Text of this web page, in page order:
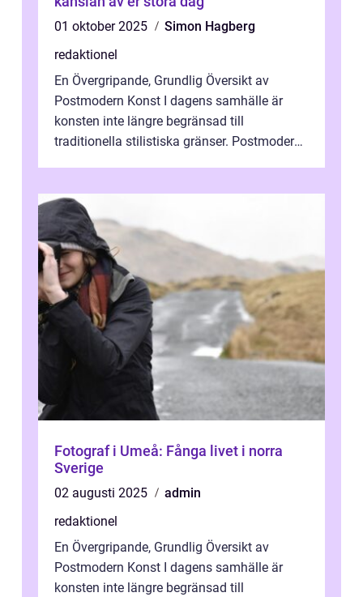
01 oktober 2025
Simon Hagberg
redaktionel
En Övergripande, Grundlig Översikt av
Postmodern Konst I dagens samhälle är
konsten inte längre begränsad till
traditionella stilistiska gränser. Postmodern
Fotograf i Umeå: Fånga livet i norra
Sverige
02 augusti 2025
admin
redaktionel
En Övergripande, Grundlig Översikt av
Postmodern Konst I dagens samhälle är
konsten inte längre begränsad till